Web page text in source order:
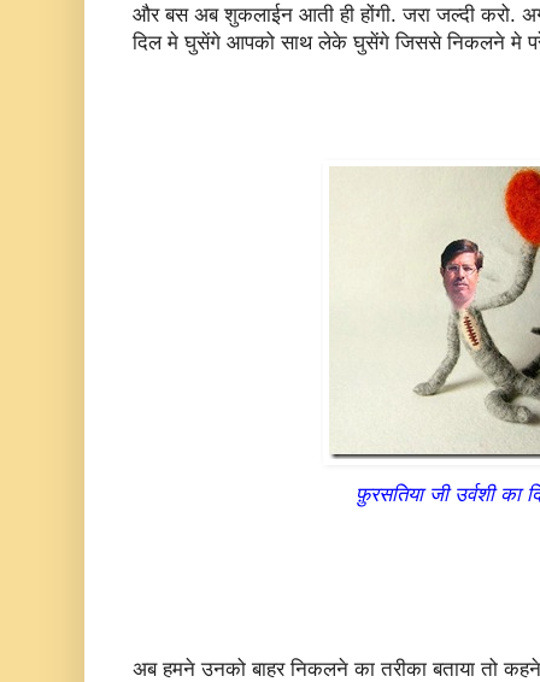
और बस अब शुकलाईन आती ही होंगी. जरा जल्दी करो.
दिल मे घुसेंगे आपको साथ लेके घुसेंगे जिससे निकलने मे
फ़ुरसतिया जी उर्वशी का
अब हमने उनको बाहर निकलने का तरीका बताया तो